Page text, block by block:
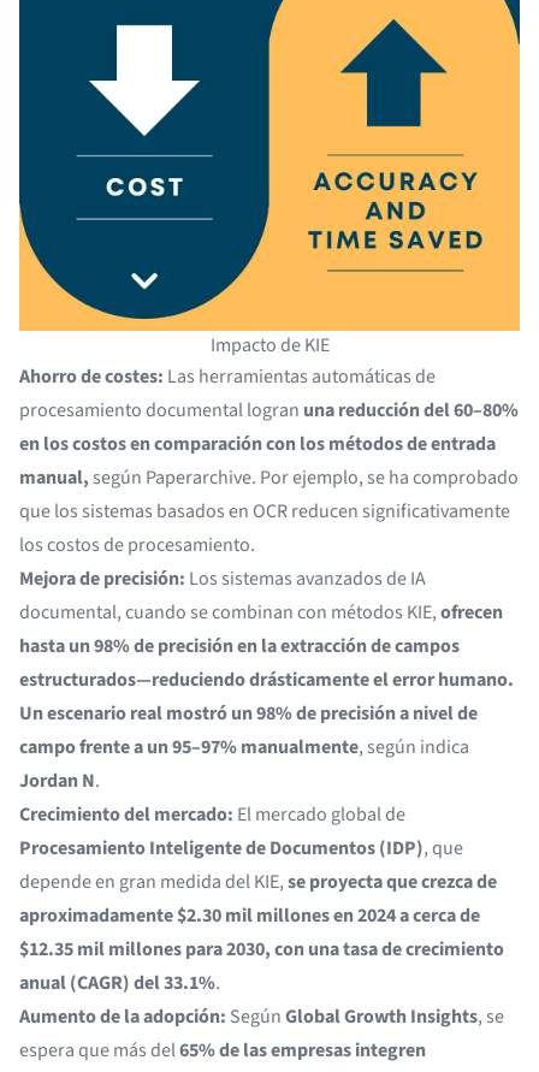
Impacto de KIE
Ahorro de costes: Las herramientas automáticas de
procesamiento documental logran una reducción del 60–80%
en los costos en comparación con los métodos de entrada
manual, según Paperarchive. Por ejemplo, se ha comprobado
que los sistemas basados en OCR reducen significativamente
los costos de procesamiento.
Mejora de precisión: Los sistemas avanzados de IA
documental, cuando se combinan con métodos KIE,ofrecen
hasta un 98% de precisión en la extracción de campos
estructurados—reduciendo drásticamente el error humano.
Un escenario real mostró un 98% de precisión a nivel de
campo frente a un 95–97% manualmente, según indica
Jordan N.
Crecimiento del mercado: El mercado global de
Procesamiento Inteligente de Documentos (IDP), que
depende en gran medida del KIE,se proyecta que crezca de
aproximadamente $2.30 mil millones en 2024 a cerca de
$12.35 mil millones para 2030, con una tasa de crecimiento
anual (CAGR) del 33.1%.
Aumento de la adopción: SegúnGlobal Growth Insights, se
espera que más del65% de las empresas integren